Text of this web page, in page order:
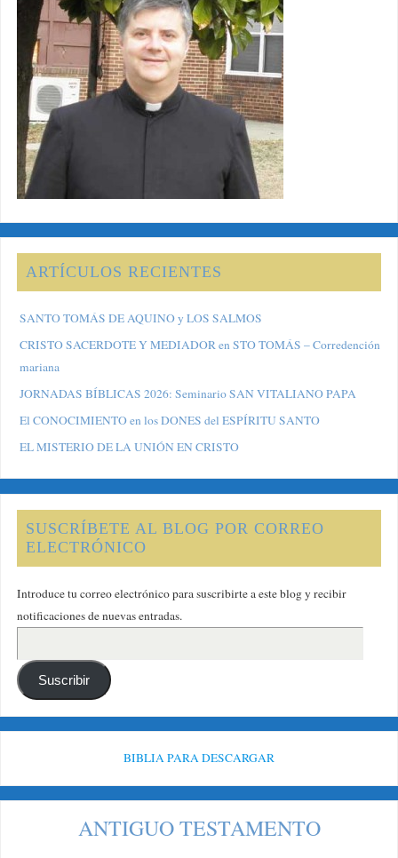
ARTÍCULOS RECIENTES
SANTO TOMÁS DE AQUINO y LOS SALMOS
CRISTO SACERDOTE Y MEDIADOR en STO TOMÁS – Corredención
mariana
JORNADAS BÍBLICAS 2026: Seminario SAN VITALIANO PAPA
El CONOCIMIENTO en los DONES del ESPÍRITU SANTO
EL MISTERIO DE LA UNIÓN EN CRISTO
SUSCRÍBETE AL BLOG POR CORREO
ELECTRÓNICO
Introduce tu correo electrónico para suscribirte a este blog y recibir
notificaciones de nuevas entradas.
Suscribir
BIBLIA PARA DESCARGAR
ANTIGUO TESTAMENTO